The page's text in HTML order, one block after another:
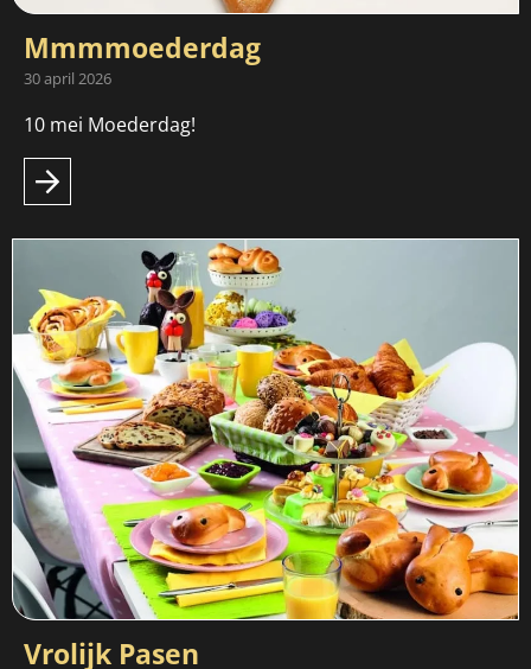
Mmmmoederdag
30 april 2026
10 mei Moederdag!
Vrolijk Pasen